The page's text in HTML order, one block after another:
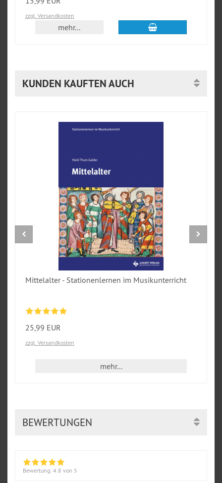
zzgl. Versandkosten
mehr... In den Warenkorb
KUNDEN KAUFTEN AUCH
Mittelalter - Stationenlernen im Musikunterricht
25,99 EUR
zzgl. Versandkosten
mehr...
BEWERTUNGEN
Bewertung: 4.8 von 5